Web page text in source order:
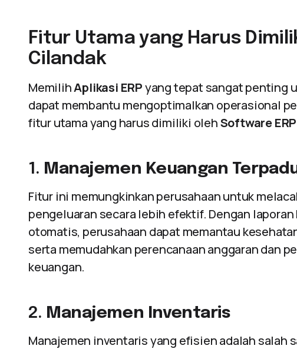
Fitur Utama yang Harus
Cilandak
MemilihAplikasi ERPyang tepat sangat penting
dapat membantu mengoptimalkan operasional
fitur utama yang harus dimiliki olehSoftware ERP
1. Manajemen Keuangan
Fitur ini memungkinkan perusahaan untuk
pengeluaran secara lebih efektif. Dengan
otomatis, perusahaan dapat memantau
serta memudahkan perencanaan anggaran dan
keuangan.
2. Manajemen Inventaris
Manajemen inventaris yang efisien adalah salah